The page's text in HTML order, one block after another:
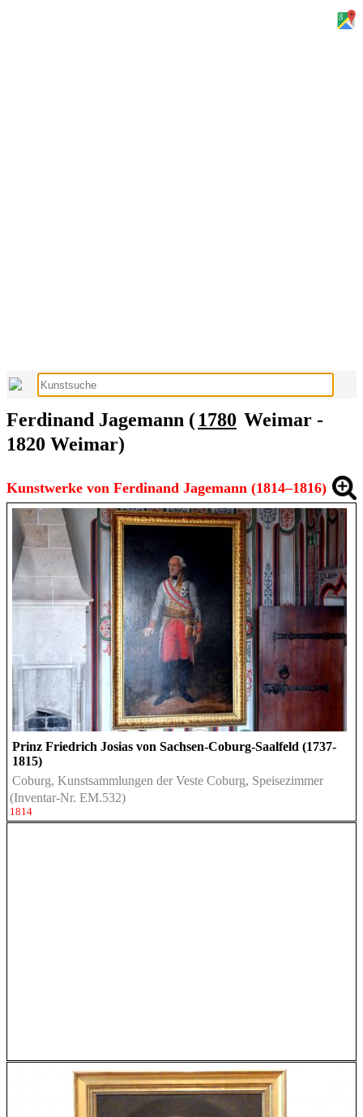
Ferdinand Jagemann (1780 Weimar -
1820 Weimar)
Kunstwerke von Ferdinand Jagemann (1814–1816)
Prinz Friedrich Josias von Sachsen-Coburg-Saalfeld (1737-
1815)
Coburg, Kunstsammlungen der Veste Coburg, Speisezimmer
(Inventar-Nr. EM.532)
1814